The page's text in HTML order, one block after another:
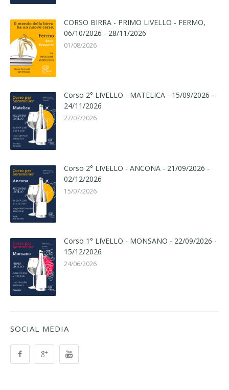
CORSO BIRRA - PRIMO LIVELLO - FERMO,
06/10/2026 - 28/11/2026
01/08/2026
Corso 2° LIVELLO - MATELICA - 15/09/2026 -
24/11/2026
27/07/2026
Corso 2° LIVELLO - ANCONA - 21/09/2026 -
02/12/2026
15/07/2026
Corso 1° LIVELLO - MONSANO - 22/09/2026 -
15/12/2026
24/06/2026
SOCIAL MEDIA